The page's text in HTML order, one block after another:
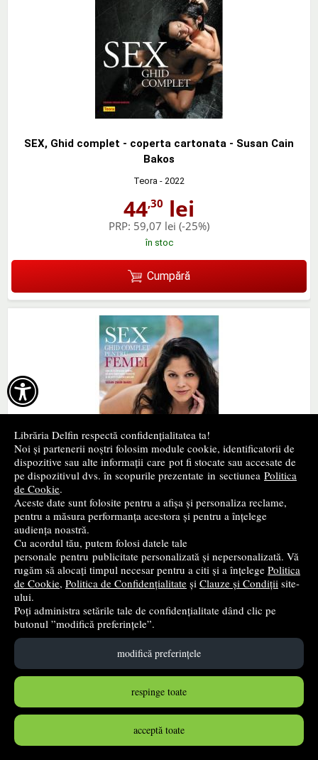

Librăria Delfin respectă confidențialitatea ta!
Noi și partenerii noștri folosim module cookie, identificatorii de
dispozitive sau alte informații care pot fi stocate sau accesate de
pe dispozitivul dvs. în scopurile prezentate in sectiunea Politica
de Cookie.
Aceste date sunt folosite pentru a afișa și personaliza reclame,
pentru a măsura performanța acestora și pentru a înțelege
audiența noastră.
Cu acordul tău, putem folosi datele tale
personale pentru publicitate personalizată și nepersonalizată. Vă
rugăm să alocați timpul necesar pentru a citi și a înțelege Politica
de Cookie, Politica de Confidențialitate și Clauze și Condiții site-
ului.
Poți administra setările tale de confidențialitate dând clic pe
butonul ”modifică preferințele”.
modifică preferințele
respinge toate
acceptă toate
SEX, Ghid complet - coperta cartonata - Susan Cain
Bakos
Teora - 2022
44,30 lei
PRP: 59,07 lei (-25%)
în stoc
Cumpără
SEX, Ghid complet pentru femei - coperta cartonata -
Susan Cain Bakos
Teora- 2022
44 lei
PRP:59,07 lei (-25%)
în stoc